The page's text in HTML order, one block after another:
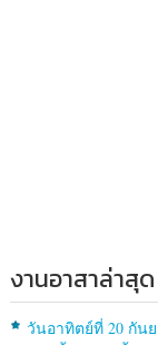
งานอาสาล่าสุด
วันอาทิตย์ที่ 20 กันย